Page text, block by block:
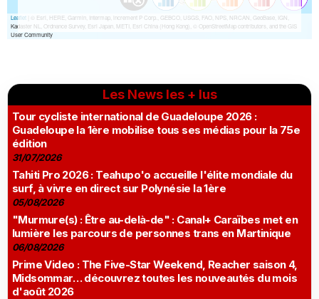
Les News les + lus
Tour cycliste international de Guadeloupe 2026 :
Guadeloupe la 1ère mobilise tous ses médias pour la 75e
édition
31/07/2026
Tahiti Pro 2026 : Teahupo'o accueille l'élite mondiale du
surf, à vivre en direct sur Polynésie la 1ère
05/08/2026
"Murmure(s) : Être au-delà-de" : Canal+ Caraïbes met en
lumière les parcours de personnes trans en Martinique
06/08/2026
Prime Video : The Five-Star Weekend, Reacher saison 4,
Midsommar… découvrez toutes les nouveautés du mois
d'août 2026